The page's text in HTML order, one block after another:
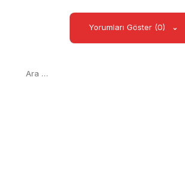
Yorumları Göster (0)